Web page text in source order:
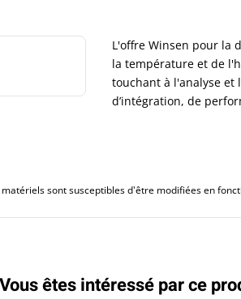
L'offre Winsen pour la
la température et de
touchant à l'analyse et
d’intégration, de
sont susceptibles d'être modifiées en
Vous êtes intéressé par ce